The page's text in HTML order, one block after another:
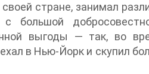
стране, занимал
большой
выгоды — так, во
в Нью-Йорк и скупил